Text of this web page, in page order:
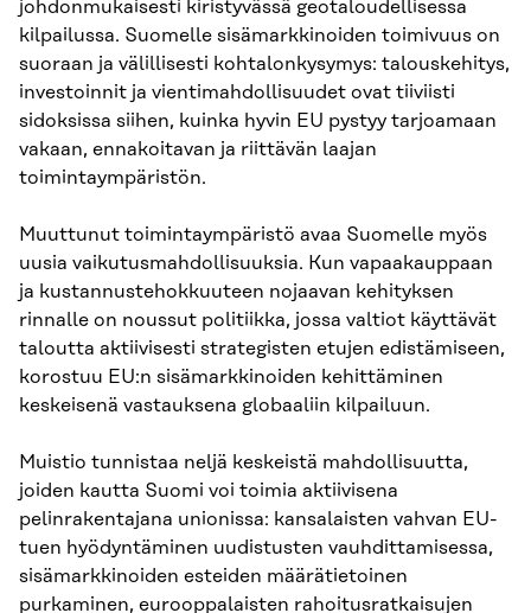
johdonmukaisesti kiristyvässä geotaloudellisessa
kilpailussa. Suomelle sisämarkkinoiden toimivuus on
suoraan ja välillisesti kohtalonkysymys: talouskehitys,
investoinnit ja vientimahdollisuudet ovat tiiviisti
sidoksissa siihen, kuinka hyvin EU pystyy tarjoamaan
vakaan, ennakoitavan ja riittävän laajan
toimintaympäristön.
Muuttunut toimintaympäristö avaa Suomelle myös
uusia vaikutusmahdollisuuksia. Kun vapaakauppaan
ja kustannustehokkuuteen nojaavan kehityksen
rinnalle on noussut politiikka, jossa valtiot käyttävät
taloutta aktiivisesti strategisten etujen edistämiseen,
korostuu EU:n sisämarkkinoiden kehittäminen
keskeisenä vastauksena globaaliin kilpailuun.
Muistio tunnistaa neljä keskeistä mahdollisuutta,
joiden kautta Suomi voi toimia aktiivisena
pelinrakentajana unionissa: kansalaisten vahvan EU-
tuen hyödyntäminen uudistusten vauhdittamisessa,
sisämarkkinoiden esteiden määrätietoinen
purkaminen, eurooppalaisten rahoitusratkaisujen